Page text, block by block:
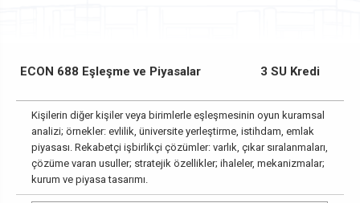
ECON 688 Eşleşme ve Piyasalar 3 SU Kredi
Kişilerin diğer kişiler veya birimlerle eşleşmesinin oyun kuramsal
analizi; örnekler: evlilik, üniversite yerleştirme, istihdam, emlak
piyasası. Rekabetçi işbirlikçi çözümler: varlık, çıkar sıralanmaları,
çözüme varan usuller; stratejik özellikler; ihaleler, mekanizmalar;
kurum ve piyasa tasarımı.